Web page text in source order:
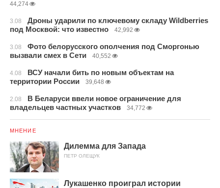
44,274
3.08
Дроны ударили по ключевому складу Wildberries
под Москвой: что известно
42,992
3.08
Фото белорусского ополчения под Сморгонью
вызвали смех в Сети
40,552
4.08
ВСУ начали бить по новым объектам на
территории России
39,648
2.08
В Беларуси ввели новое ограничение для
владельцев частных участков
34,772
МНЕНИЕ
Дилемма для Запада
ПЕТР ОЛЕЩУК
Лукашенко проиграл истории